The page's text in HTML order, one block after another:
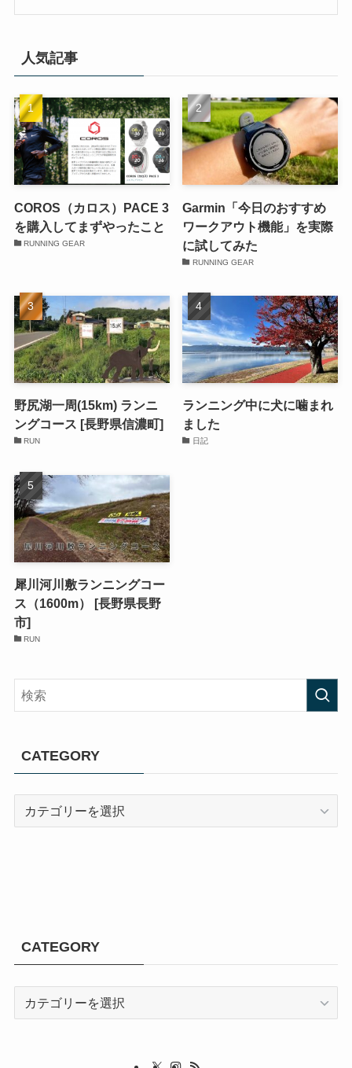
人気記事
COROS（カロス）PACE 3
を購入してまずやったこと
RUNNING GEAR
Garmin「今日のおすすめ
ワークアウト機能」を実際
に試してみた
RUNNING GEAR
野尻湖一周(15km) ランニ
ングコース [長野県信濃町]
RUN
ランニング中に犬に噛まれ
ました
日記
犀川河川敷ランニングコー
ス（1600m） [長野県長野
市]
RUN
CATEGORY
CATEGORY
CATEGORY
CATEGORY